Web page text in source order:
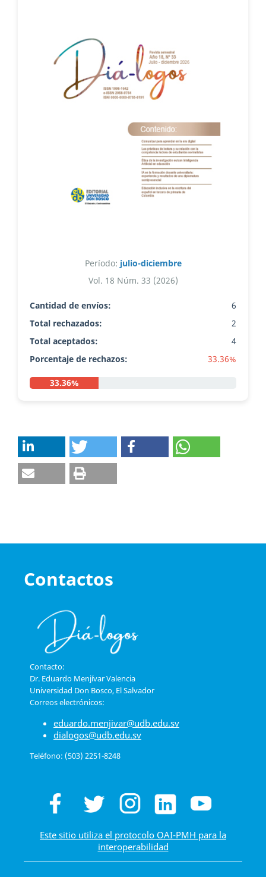
Período: julio-diciembre
Vol. 18 Núm. 33 (2026)
Cantidad de envíos:
6
Total rechazados:
2
Total aceptados:
4
Porcentaje de rechazos:
33.36%
33.36%
Contactos
Contacto:
Dr. Eduardo Menjívar Valencia
Universidad Don Bosco, El Salvador
Correos electrónicos:
eduardo.menjivar@udb.edu.sv
dialogos@udb.edu.sv
Teléfono: (503) 2251-8248
Este sitio utiliza el protocolo OAI-PMH para la
interoperabilidad